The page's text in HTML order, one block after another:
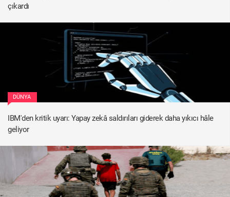
çıkardı
DÜNYA
IBM'den kritik uyarı: Yapay zekâ saldırıları giderek daha yıkıcı hâle
geliyor